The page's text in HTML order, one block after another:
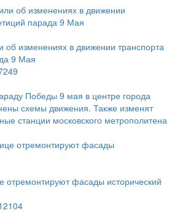
изменениях в движении транспорта
9 Мая
Победы 9 мая в центре города
схемы движения. Также изменят
станции московского метрополитена
отремонтируют фасады исторический